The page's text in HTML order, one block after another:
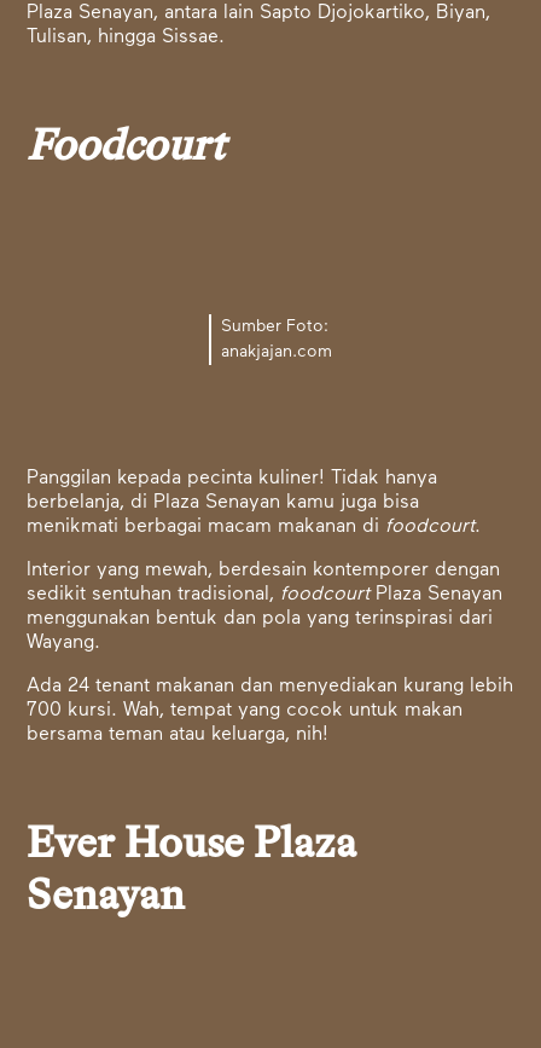
Plaza Senayan, antara lain Sapto Djojokartiko, Biyan,
Tulisan, hingga Sissae.
Foodcourt
Sumber Foto:
anakjajan.com
Panggilan kepada pecinta kuliner! Tidak hanya
berbelanja, di Plaza Senayan kamu juga bisa
menikmati berbagai macam makanan di foodcourt.
Interior yang mewah, berdesain kontemporer dengan
sedikit sentuhan tradisional, foodcourtPlaza Senayan
menggunakan bentuk dan pola yang terinspirasi dari
Wayang.
Ada 24 tenant makanan dan menyediakan kurang lebih
700 kursi. Wah, tempat yang cocok untuk makan
bersama teman atau keluarga, nih!
Ever House Plaza
Senayan